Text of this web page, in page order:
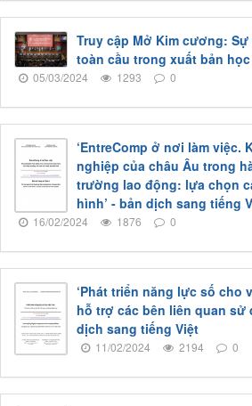
Truy cập Mở Kim cương:
toàn cầu trong xuất bản
05/03/2024 1293 0
‘EntreComp ở nơi làm việc.
nghiệp của châu Âu trong
trường lao động: lựa chọn
hình’ - bản dịch sang tiếng
16/02/2024 1876 0
‘Phát triển năng lực số cho
hỗ trợ các bên liên quan sử
dịch sang tiếng Việt
11/02/2024 2194 0